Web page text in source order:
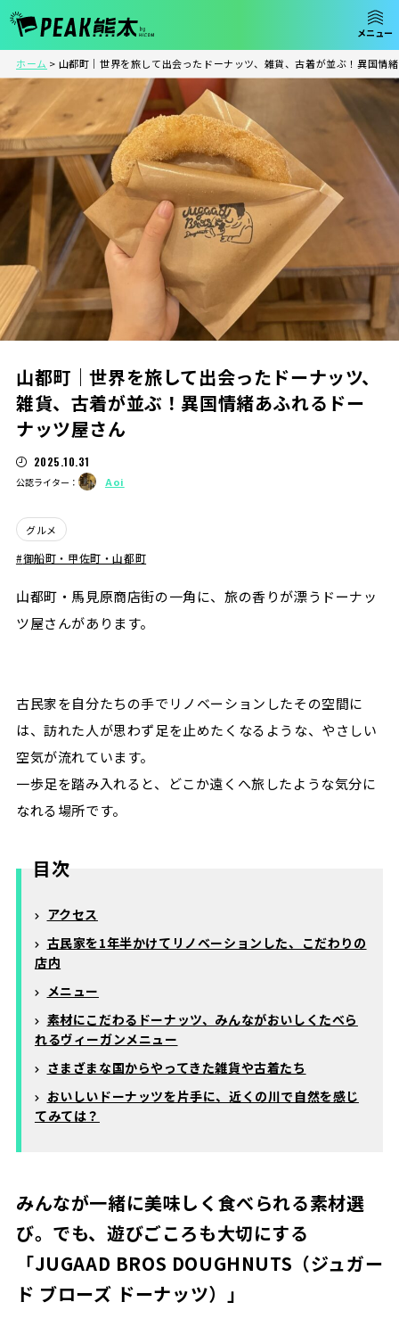
ホーム > 山都町｜世界を旅して出会ったドーナッツ、雑貨、古着が並ぶ！異国情
山都町｜世界を旅して出会ったドーナッツ、
雑貨、古着が並ぶ！異国情緒あふれるドー
ナッツ屋さん
2025.10.31
公認ライター： Aoi
グルメ
御船町・甲佐町・山都町
山都町・馬見原商店街の一角に、旅の香りが漂うドーナッ
ツ屋さんがあります。
古民家を自分たちの手でリノベーションしたその空間に
は、訪れた人が思わず足を止めたくなるような、やさしい
空気が流れています。
一歩足を踏み入れると、どこか遠くへ旅したような気分に
なれる場所です。
目次
アクセス
古民家を1年半かけてリノベーションした、こだわりの
店内
メニュー
素材にこだわるドーナッツ、みんながおいしくたべら
れるヴィーガンメニュー
さまざまな国からやってきた雑貨や古着たち
おいしいドーナッツを片手に、近くの川で自然を感じ
てみては？
みんなが一緒に美味しく食べられる素材選
び。でも、遊びごころも大切にする
「JUGAAD BROS DOUGHNUTS（ジュガー
ド ブローズ ドーナッツ）」